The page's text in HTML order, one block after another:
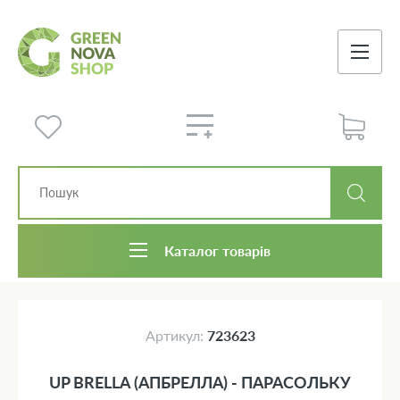
Каталог товарів
Артикул: 723623
UP BRELLA (АПБРЕЛЛА) - ПАРАСОЛЬКУ